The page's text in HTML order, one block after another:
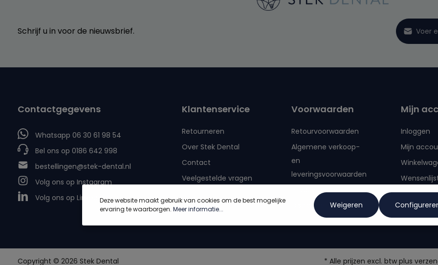
Schrijf u in voor de nieuwsbrief.
E-
Contactgegevens
Whatsapp 06 30 61 98 54
Bel ons op 0186 642 998
bestellingen@stek-dental.nl
Volg ons op Instagram
Volg ons op LinkedIn
Klantenservice
Retourneren
Over Stek Dental
Contact
Veelgestelde vragen
Voorwaarden
Retourvoorwaarden
Algemene verkoop-
en
leveringsvoorwaarden
Privacy policy
Disclaimer
Mijn
Inloggen
Mijn
Copyright © 2026 Stek Dental * Alle prijzen excl. btw plus
Deze website maakt gebruik van cookies om de best mogelijke
ervaring te waarborgen. Meer informatie... Weigeren